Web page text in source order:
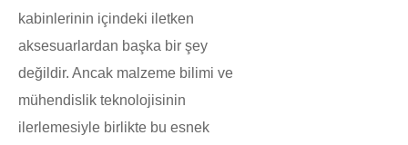
kabinlerinin içindeki iletken
aksesuarlardan başka bir şey
değildir. Ancak malzeme bilimi ve
mühendislik teknolojisinin
ilerlemesiyle birlikte bu esnek